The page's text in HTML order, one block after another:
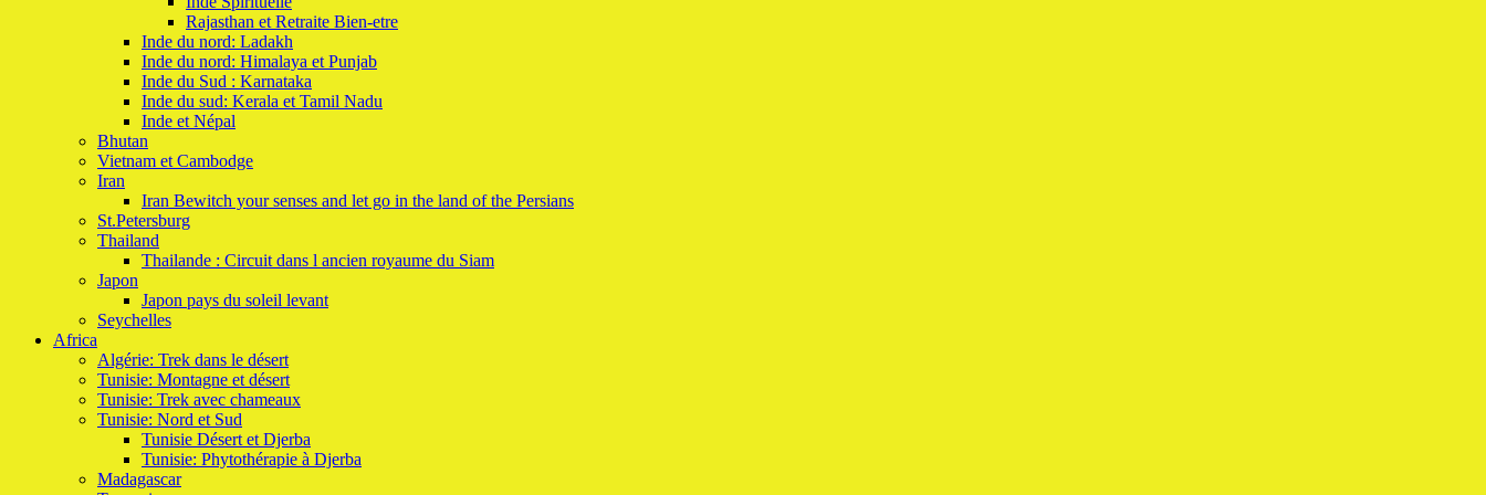
Rajasthan et Retraite Bien-etre
Inde du nord: Ladakh
Inde du nord: Himalaya et Punjab
Inde du Sud : Karnataka
Inde du sud: Kerala et Tamil Nadu
Inde et Népal
Bhutan
Vietnam et Cambodge
Iran
Iran Bewitch your senses and let go in the land of the Persians
St.Petersburg
Thailand
Thailande : Circuit dans l ancien royaume du Siam
Japon
Japon pays du soleil levant
Seychelles
Africa
Algérie: Trek dans le désert
Tunisie: Montagne et désert
Tunisie: Trek avec chameaux
Tunisie: Nord et Sud
Tunisie Désert et Djerba
Tunisie: Phytothérapie à Djerba
Madagascar